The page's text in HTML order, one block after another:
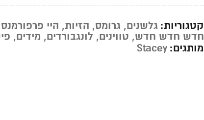
קטגוריות: גלשנים, גרומס, הזיות, היי פרפורמנס
חדש חדש חדש, טווינים,לונגבורדים, מידים,
מותגים: Stacey